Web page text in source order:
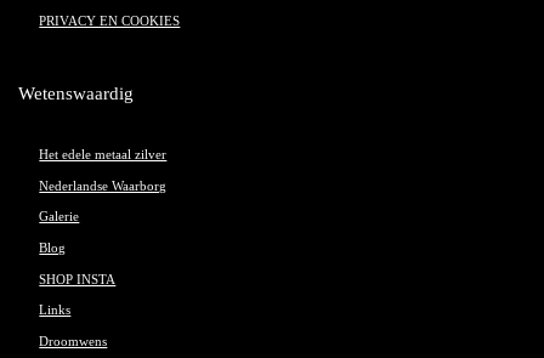
PRIVACY EN COOKIES
Wetenswaardig
Het edele metaal zilver
Nederlandse Waarborg
Galerie
Blog
SHOP INSTA
Links
Droomwens